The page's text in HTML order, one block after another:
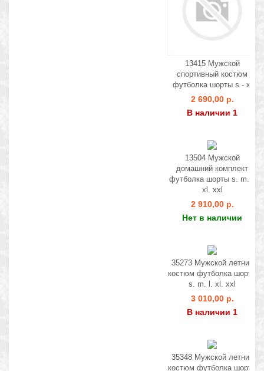
13415 Мужской
спортивный костюм
футболка шорты s - xl
2 690,00 р.
В наличии 1
13504 Мужской
домашний комплект
футболка шорты s. m. l.
xl. xxl
2 910,00 р.
Нет в наличии
35273 Мужской летний
костюм футболка шорты
s. m. l. xl. xxl
3 010,00 р.
В наличии 1
35348 Мужской летний
костюм футболка шорты